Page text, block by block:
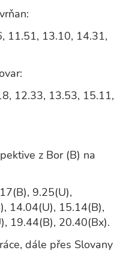
11.51, 13.10, 14.31,
12.33, 13.53, 15.11,
z Bor (B) na
9.25(U),
14.04(U), 15.14(B),
19.44(B), 20.40(Bx).
dále přes Slovany